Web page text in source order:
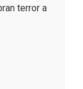
terror a